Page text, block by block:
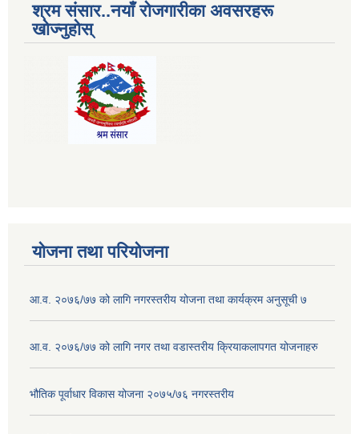
श्रम संसार..नयाँ रोजगारीका अवसरहरू
खोज्नुहोस्
योजना तथा परियोजना
आ.व. २०७६/७७ को लागि नगरस्तरीय योजना तथा कार्यक्रम अनुसूची ७
आ.व. २०७६/७७ को लागि नगर तथा वडास्तरीय क्रियाकलापगत योजनाहरु
भौतिक पूर्वाधार विकास योजना २०७५/७६ नगरस्तरीय